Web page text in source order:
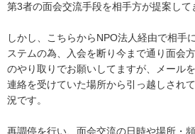
第3者の面会交流手段を相手方が提案して
しかし、こちらからNPO法人経由で相手
ステムの為、入会を断り今まで通り面会
のやり取りでお願いしてますが、メール
連絡を受けていた場所から引っ越しされ
況です。
再調停を行い、面会交流の日時や場所・